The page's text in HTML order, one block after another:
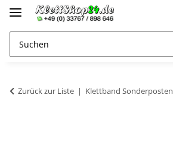
Zurück zur Liste Klettband Sonderposten